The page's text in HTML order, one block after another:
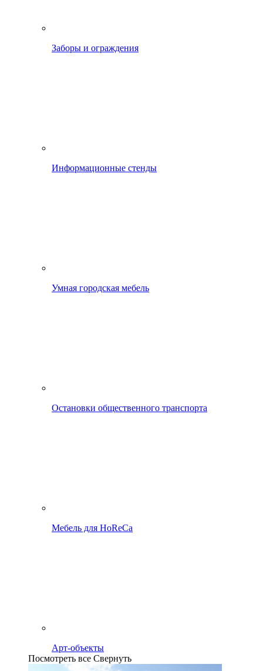
Заборы и ограждения
Информационные стенды
Умная городская мебель
Остановки общественного транспорта
Мебель для HoReCa
Арт-объекты
Посмотреть все Свернуть